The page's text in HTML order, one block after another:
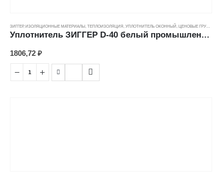
ЗИГГЕР, ИЗОЛЯЦИОННЫЕ МАТЕРИАЛЫ ТЕПЛОИЗОЛЯЦИЯ УПЛОТНИТЕЛЬ ОКОННЫЙ ЦЕНОВЫЕ ГРУППЫ
Уплотнитель ЗИГГЕР D-40 белый промышленный (14*12мм)
1806,72 ₽